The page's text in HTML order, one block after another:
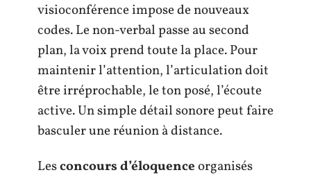
visioconférence impose de nouveaux
codes. Le non-verbal passe au second
plan, la voix prend toute la place. Pour
maintenir l’attention, l’articulation doit
être irréprochable, le ton posé, l’écoute
active. Un simple détail sonore peut faire
basculer une réunion à distance.
Lesconcours d’éloquenceorganisés